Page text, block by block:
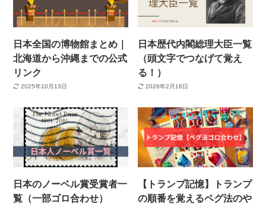
日本全国の博物館まとめ｜
北海道から沖縄までの公式
リンク
2025年10月13日
日本歴代内閣総理大臣一覧
（頭文字でつなげて覚え
る！）
2026年2月18日
日本のノーベル賞受賞者一
覧（一部ゴロ合わせ）
【トランプ記憶】トランプ
の順番を覚えるペグ法のや